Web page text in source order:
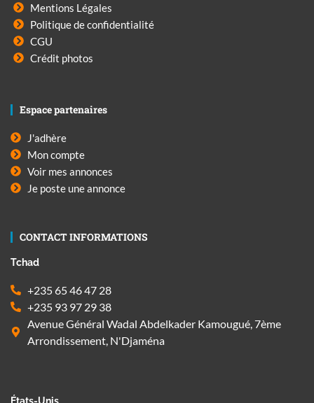
Mentions Légales
Politique de confidentialité
CGU
Crédit photos
Espace partenaires
J'adhère
Mon compte
Voir mes annonces
Je poste une annonce
CONTACT INFORMATIONS
Tchad
+235 65 46 47 28
+235 93 97 29 38
Avenue Général Wadal Abdelkader Kamougué, 7ème
Arrondissement, N'Djaména